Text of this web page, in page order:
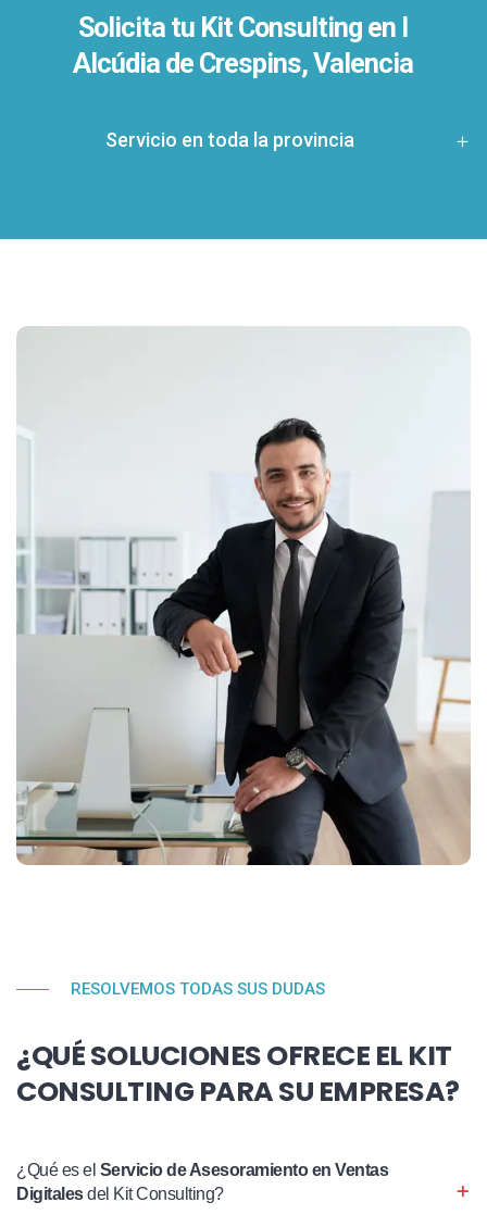
Solicita tu Kit Consulting en l
Alcúdia de Crespins, Valencia
Servicio en toda la provincia
RESOLVEMOS TODAS SUS DUDAS
¿QUÉ SOLUCIONES OFRECE EL KIT
CONSULTING PARA SU EMPRESA?
¿Qué es el Servicio de Asesoramiento en Ventas
Digitalesdel Kit Consulting?